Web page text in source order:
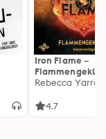
Iron Flame –
heißersehnte
Rebecca Yarros
4.7